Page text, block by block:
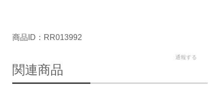
商品ID：RR013992
通報する
関連商品